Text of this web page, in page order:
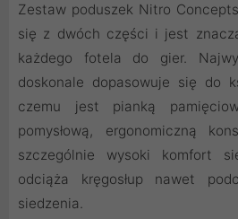
Zestaw poduszek Nitro
się z dwóch części i jest
każdego fotela do gier.
doskonale dopasowuje się do
czemu jest pianką
pomysłową, ergonomiczną
szczególnie wysoki komfort
odciąża kręgosłup nawet
siedzenia.